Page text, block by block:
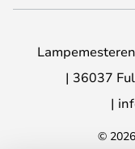
36037
©